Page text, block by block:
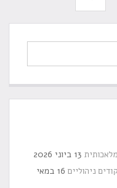
13 ביוני 2026
ניהוליים
16 במאי